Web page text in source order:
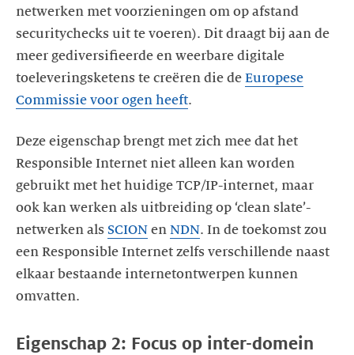
netwerken met voorzieningen om op afstand
securitychecks uit te voeren). Dit draagt bij aan de
meer gediversifieerde en weerbare digitale
toeleveringsketens te creëren die de Europese
Commissie voor ogen heeft.
Deze eigenschap brengt met zich mee dat het
Responsible Internet niet alleen kan worden
gebruikt met het huidige TCP/IP-internet, maar
ook kan werken als uitbreiding op ‘clean slate’-
netwerken als SCION en NDN. In de toekomst zou
een Responsible Internet zelfs verschillende naast
elkaar bestaande internetontwerpen kunnen
Eigenschap 2: Focus op inter-domein